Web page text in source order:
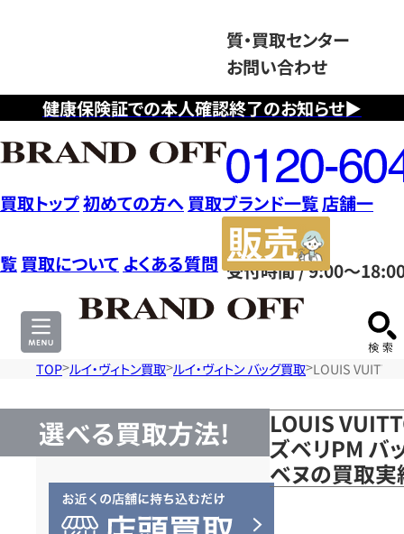
健康保険証での本人確認終了のお知らせ▶
質・買取センター
お問い合わせ
フ
リ
ー
ダ
イ
ヤ
ル
0120604117
受付時間 / 9:00～
買取トップ初めての方へ 買取ブランド一覧店舗一
覧 買取について よくある質問
サ
TOP ルイ・ヴィトン買取 ルイ・ヴィトン バッグ買取 LOUIS
選べる買取方法!
LOUIS
ズベリPM バ
ベヌの買取実